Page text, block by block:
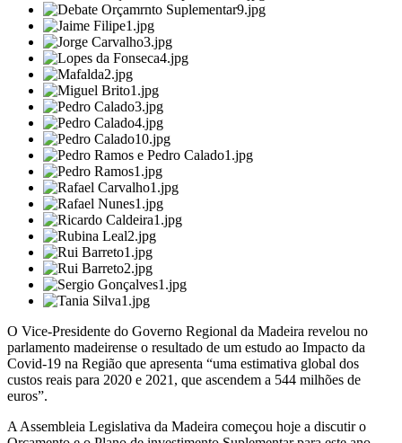
O Vice-Presidente do Governo Regional da Madeira revelou no
parlamento madeirense o resultado de um estudo ao Impacto da
Covid-19 na Região que apresenta “uma estimativa global dos
custos reais para 2020 e 2021, que ascendem a 544 milhões de
euros”.
A Assembleia Legislativa da Madeira começou hoje a discutir o